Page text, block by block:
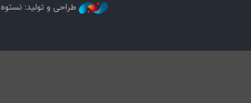
طراحی و تولید: نستوه